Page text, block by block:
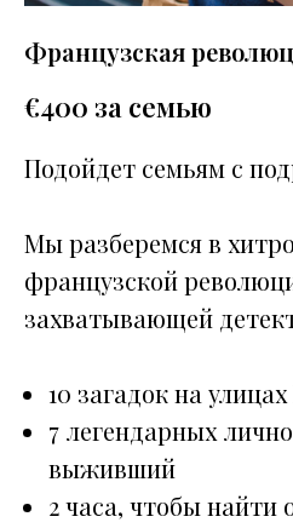
Французская
€400 за семью
Подойдет семьям с
Мы разберемся в
французской
захватывающей
10 загадок на
7 легендарных
выживший
2 часа, чтобы найти